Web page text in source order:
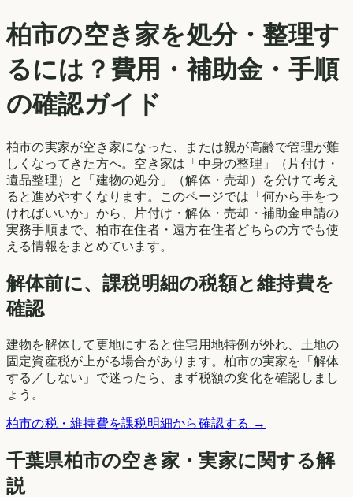
柏市の空き家を処分・整理す
るには？費用・補助金・手順
の確認ガイド
柏市の実家が空き家になった、または親が高齢で管理が難
しくなってきた方へ。空き家は「中身の整理」（片付け・
遺品整理）と「建物の処分」（解体・売却）を分けて考え
ると進めやすくなります。このページでは「何から手をつ
ければいいか」から、片付け・解体・売却・補助金申請の
実務手順まで、 柏市在住者・遠方在住者どちらの方でも使
える情報をまとめています。
解体前に、課税明細の税額と維持費を
確認
建物を解体して更地にすると住宅用地特例が外れ、土地の
固定資産税が上がる場合があります。柏市の実家を「解体
する／しない」で迷ったら、まず税額の変化を確認しまし
ょう。
柏市の税・維持費を課税明細から確認する →
千葉県柏市の空き家・実家に関する解
説